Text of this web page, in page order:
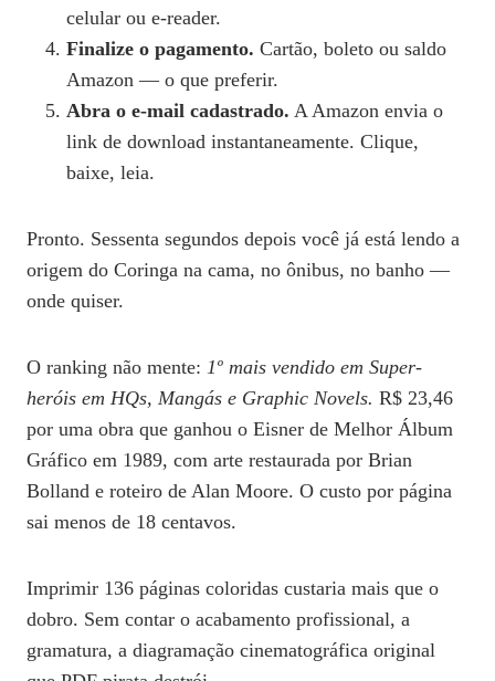
celular ou e-reader.
Finalize o pagamento. Cartão, boleto ou saldo
Amazon — o que preferir.
Abra o e-mail cadastrado. A Amazon envia o
link de download instantaneamente. Clique,
baixe, leia.
Pronto. Sessenta segundos depois você já está lendo a
origem do Coringa na cama, no ônibus, no banho —
onde quiser.
O ranking não mente: 1º mais vendido em Super-
heróis em HQs, Mangás e Graphic Novels. R$ 23,46
por uma obra que ganhou o Eisner de Melhor Álbum
Gráfico em 1989, com arte restaurada por Brian
Bolland e roteiro de Alan Moore. O custo por página
sai menos de 18 centavos.
Imprimir 136 páginas coloridas custaria mais que o
dobro. Sem contar o acabamento profissional, a
gramatura, a diagramação cinematográfica original